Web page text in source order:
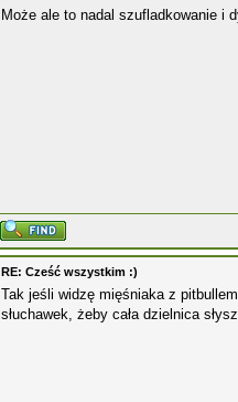
Może ale to nadal szufladkowanie i
RE: Cześć wszystkim :)
Tak jeśli widzę mięśniaka z
słuchawek, żeby cała dzielnica